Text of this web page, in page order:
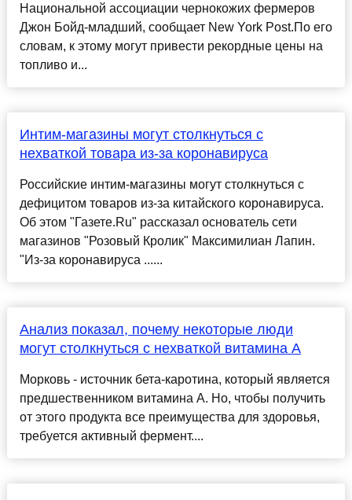
Национальной ассоциации чернокожих фермеров
Джон Бойд-младший, сообщает New York Post.По его
словам, к этому могут привести рекордные цены на
топливо и...
Интим-магазины могут столкнуться с
нехваткой товара из-за коронавируса
Российские интим-магазины могут столкнуться с
дефицитом товаров из-за китайского коронавируса.
Об этом "Газете.Ru" рассказал основатель сети
магазинов "Розовый Кролик" Максимилиан Лапин.
"Из-за коронавируса ......
Анализ показал, почему некоторые люди
могут столкнуться с нехваткой витамина А
Морковь - источник бета-каротина, который является
предшественником витамина А. Но, чтобы получить
от этого продукта все преимущества для здоровья,
требуется активный фермент....